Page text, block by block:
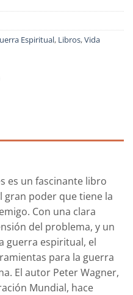
Espiritual, Libros,Vida
es un fascinante libro
gran poder que tiene la
Con una clara
del problema, y un
guerra espiritual, el
para la guerra
El autor Peter Wagner,
Mundial, hace